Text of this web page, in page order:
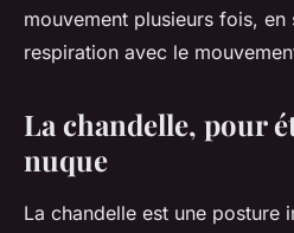
mouvement plusieurs fois,
respiration avec le
La chandelle, pour
nuque
La chandelle est une posture